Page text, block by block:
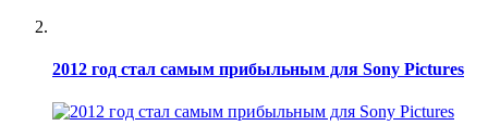
2012 год стал самым прибыльным для Sony Pictures